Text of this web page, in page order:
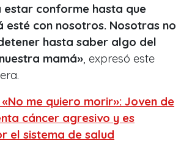
estar conforme hasta que
esté con nosotros. Nosotras no
hasta saber algo del
mamá», expresó este
«No me quiero morir»: Joven de
cáncer agresivo y es
el sistema de salud